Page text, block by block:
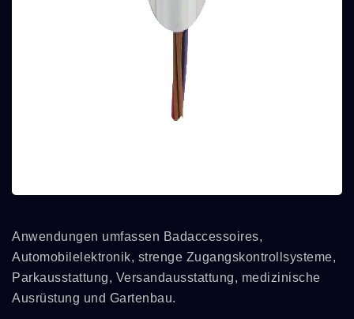
Anwendungen umfassen Badaccessoires,
Automobilelektronik, strenge Zugangskontrollsysteme,
Parkausstattung, Versandausstattung, medizinische
Ausrüstung und Gartenbau.